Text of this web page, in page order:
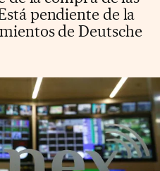
pendiente de la
de Deutsche